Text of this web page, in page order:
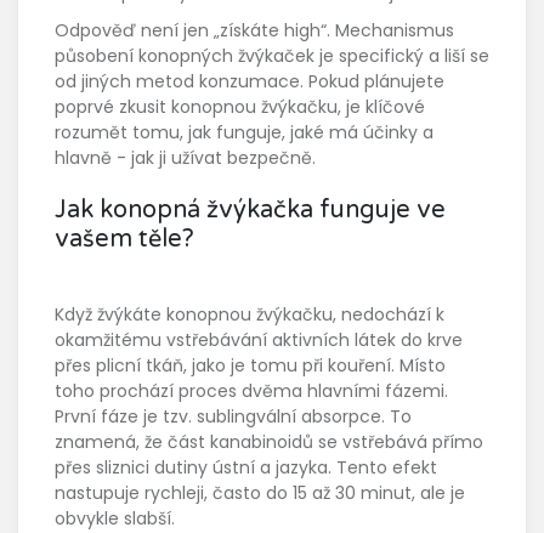
Odpověď není jen „získáte high“. Mechanismus
působení konopných žvýkaček je specifický a liší se
od jiných metod konzumace. Pokud plánujete
poprvé zkusit konopnou žvýkačku, je klíčové
rozumět tomu, jak funguje, jaké má účinky a
hlavně - jak ji užívat bezpečně.
Jak konopná žvýkačka funguje ve
vašem těle?
Když žvýkáte konopnou žvýkačku, nedochází k
okamžitému vstřebávání aktivních látek do krve
přes plicní tkáň, jako je tomu při kouření. Místo
toho prochází proces dvěma hlavními fázemi.
První fáze je tzv. sublingvální absorpce. To
znamená, že část kanabinoidů se vstřebává přímo
přes sliznici dutiny ústní a jazyka. Tento efekt
nastupuje rychleji, často do 15 až 30 minut, ale je
obvykle slabší.